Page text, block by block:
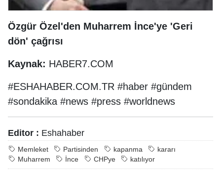
Özgür Özel'den Muharrem İnce'ye 'Geri
dön' çağrısı
Kaynak: HABER7.COM
#ESHAHABER.COM.TR #haber #gündem
#sondakika #news #press #worldnews
Editor : Eshahaber
Memleket Partisinden kapanma
kararı
Muharrem
İnce CHPye katılıyor